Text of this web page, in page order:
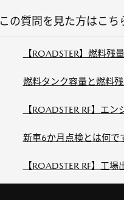
この質問を見た方はこち
【ROADSTER】燃料残
燃料タンク容量と燃料
【ROADSTER RF】エ
新車6か月点検とは何で
【ROADSTER RF】工